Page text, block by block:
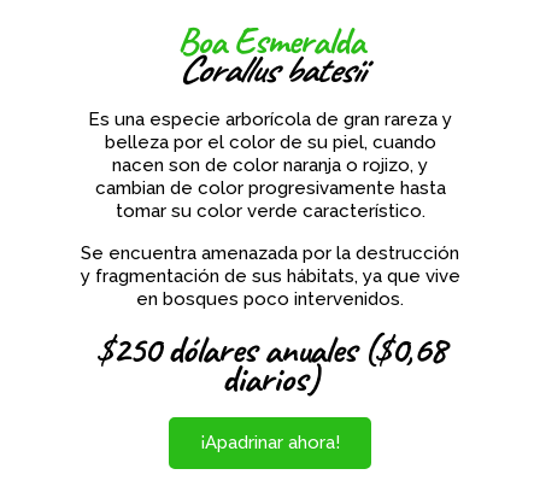
Boa Esmeralda
Corallus batesii
Es una especie arborícola de gran rareza y
belleza por el color de su piel, cuando
nacen son de color naranja o rojizo, y
cambian de color progresivamente hasta
tomar su color verde característico.
Se encuentra amenazada por la destrucción
y fragmentación de sus hábitats, ya que vive
en bosques poco intervenidos.
$250 dólares anuales ($0,68
diarios)
¡Apadrinar ahora!